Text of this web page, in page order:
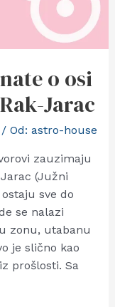
o osi
Jarac
/ Od: astro-house
zauzimaju
(Južni
sve do
se nalazi
zonu, utabanu
je slično kao
prošlosti. Sa